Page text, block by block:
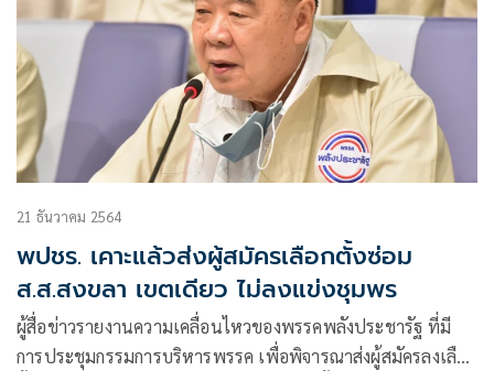
21 ธันวาคม 2564
พปชร. เคาะแล้วส่งผู้สมัครเลือกตั้งซ่อม
ส.ส.สงขลา เขตเดียว ไม่ลงแข่งชุมพร
ผู้สื่อข่าวรายงานความเคลื่อนไหวของพรรคพลังประชารัฐ ที่มี
การประชุมกรรมการบริหารพรรค เพื่อพิจารณาส่งผู้สมัครลงเลือก